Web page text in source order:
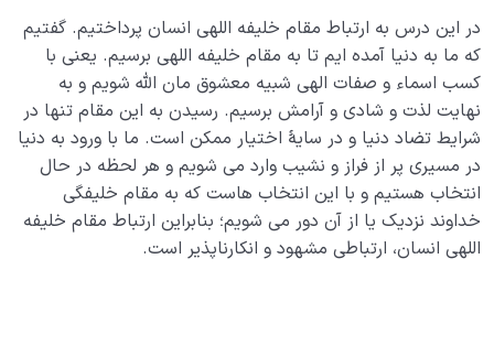
در این درس به ارتباط مقام خلیفه اللهی انسان پرداختیم. گفتیم
که ما به دنیا آمده ایم تا به مقام خلیفه اللهی برسیم. یعنی با
کسب اسماء و صفات الهی شبیه معشوق مان الله شویم و به
نهایت لذت و شادی و آرامش برسیم. رسیدن به این مقام تنها در
شرایط تضاد دنیا و در سایۀ اختیار ممکن است. ما با ورود به دنیا
در مسیری پر از فراز و نشیب وارد می شویم و هر لحظه در حال
انتخاب هستیم و با این انتخاب هاست که به مقام خلیفگی
خداوند نزدیک یا از آن دور می شویم؛ بنابراین ارتباط مقام خلیفه
اللهی انسان، ارتباطی مشهود و انکارناپذیر است.